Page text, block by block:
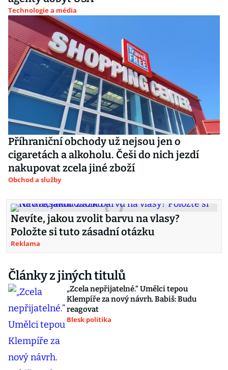
Technologie a média
Příhraniční obchody už nejsou jen o
cigaretách a alkoholu. Češi do nich jezdí
nakupovat zcela jiné zboží
Obchod a služby
Nevíte, jakou zvolit barvu na vlasy?
Položte si tuto zásadní otázku
Reklama
Články z jiných titulů
„Zcela nepřijatelné.“ Umělci tepou
Klempíře za nový návrh. Babiš: Budu
reagovat
Blesk politika